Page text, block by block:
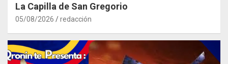
La Capilla de San Gregorio
05/08/2026 redacción